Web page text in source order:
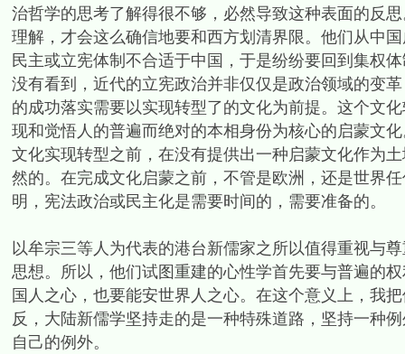
治哲学的思考了解得很不够，必然导致这种表面的反
理解，才会这么确信地要和西方划清界限。他们从中
民主或立宪体制不合适于中国，于是纷纷要回到集权
没有看到，近代的立宪政治并非仅仅是政治领域的变
的成功落实需要以实现转型了的文化为前提。这个文
现和觉悟人的普遍而绝对的本相身份为核心的启蒙文
文化实现转型之前，在没有提供出一种启蒙文化作为
然的。在完成文化启蒙之前，不管是欧洲，还是世界
明，宪法政治或民主化是需要时间的，需要准备的。
以牟宗三等人为代表的港台新儒家之所以值得重视与
思想。所以，他们试图重建的心性学首先要与普遍的
国人之心，也要能安世界人之心。在这个意义上，我
反，大陆新儒学坚持走的是一种特殊道路，坚持一种
自己的例外。